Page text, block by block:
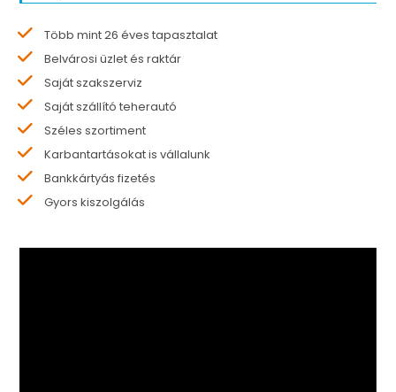
Több mint 26 éves tapasztalat
Belvárosi üzlet és raktár
Saját szakszerviz
Saját szállító teherautó
Széles szortiment
Karbantartásokat is vállalunk
Bankkártyás fizetés
Gyors kiszolgálás